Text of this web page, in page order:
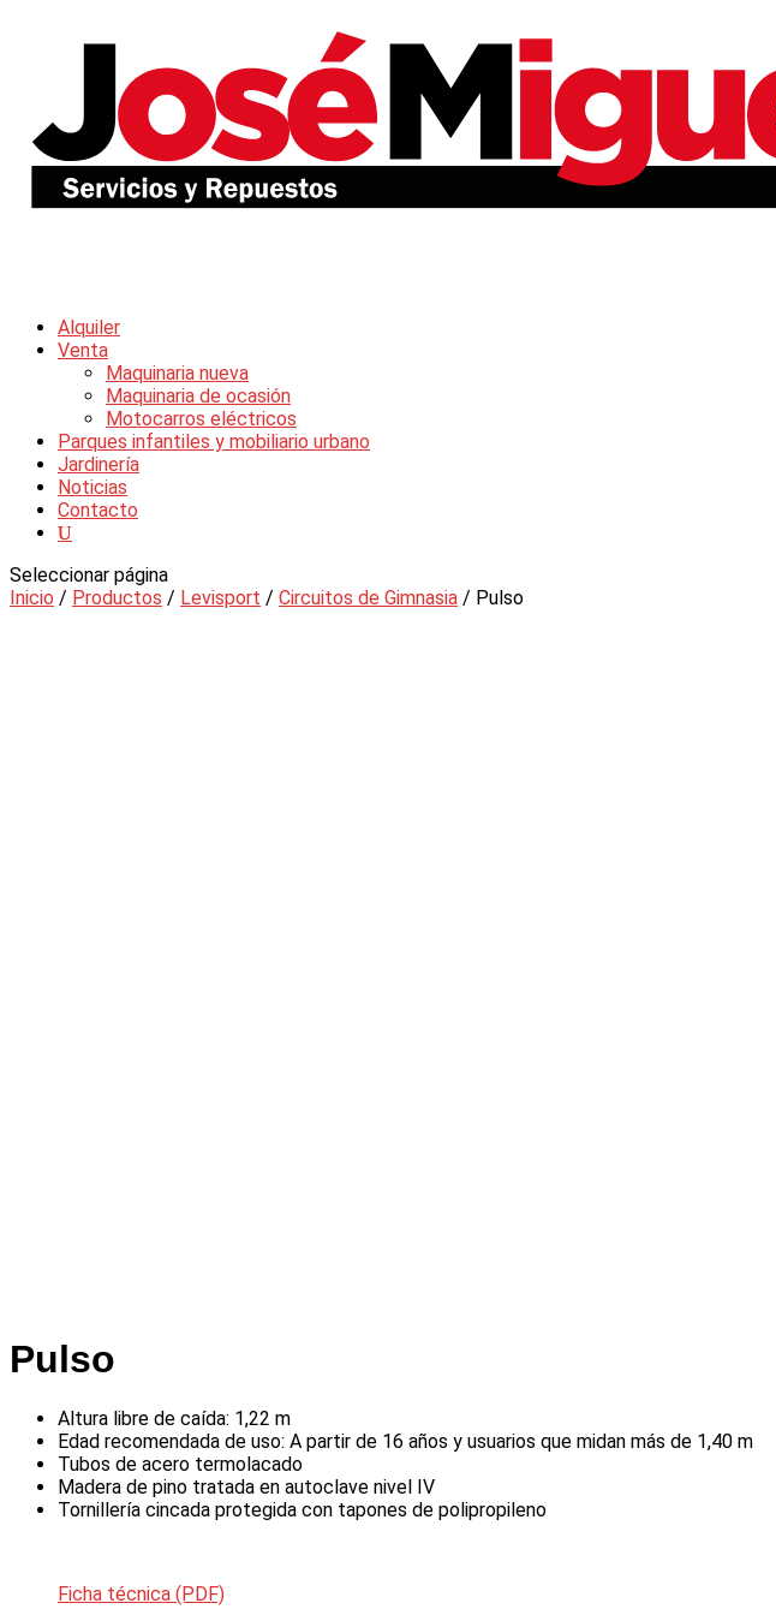
Alquiler
Venta
Maquinaria nueva
Maquinaria de ocasión
Motocarros eléctricos
Parques infantiles y mobiliario urbano
Jardinería
Noticias
Contacto
Seleccionar página
Inicio / Productos / Levisport / Circuitos de Gimnasia / Pulso
Pulso
Altura libre de caída: 1,22 m
Edad recomendada de uso: A partir de 16 años y usuarios que midan más de 1,40 m
Tubos de acero termolacado
Madera de pino tratada en autoclave nivel IV
Tornillería cincada protegida con tapones de polipropileno
Ficha técnica (PDF)